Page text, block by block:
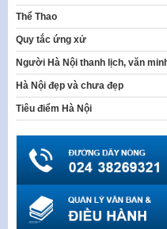
Thể Thao
Quy tắc ứng xử
Người Hà Nội thanh lịch, văn
Hà Nội đẹp và chưa đẹp
Tiêu điểm Hà Nội